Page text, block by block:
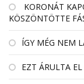
KORONÁT
KÖSZÖNTÖTTE
ÍGY MÉG NEM
EZT ÁRULTA